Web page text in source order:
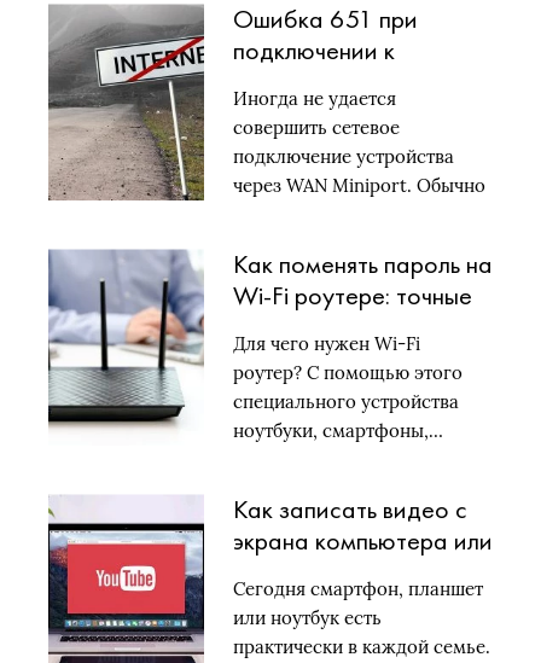
Ошибка 651 при
подключении к
как ее устранить
Иногда не удается
совершить сетевое
подключение устройства
через WAN Miniport. Обычно
Как поменять пароль на
Wi-Fi роутере: точные
конкретных моделей
Для чего нужен Wi-Fi
роутер? С помощью этого
специального устройства
ноутбуки, смартфоны,…
Как записать видео с
экрана компьютера или
телефона: полное
руководство
Сегодня смартфон, планшет
или ноутбук есть
практически в каждой семье.